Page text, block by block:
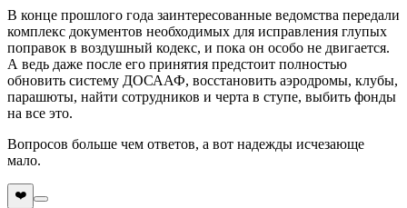
В конце прошлого года заинтересованные ведомства передали
комплекс документов необходимых для исправления глупых
поправок в воздушный кодекс, и пока он особо не двигается.
А ведь даже после его принятия предстоит полностью
обновить систему ДОСААФ, восстановить аэродромы, клубы,
парашюты, найти сотрудников и черта в ступе, выбить фонды
на все это.
Вопросов больше чем ответов, а вот надежды исчезающе
мало.
❤️